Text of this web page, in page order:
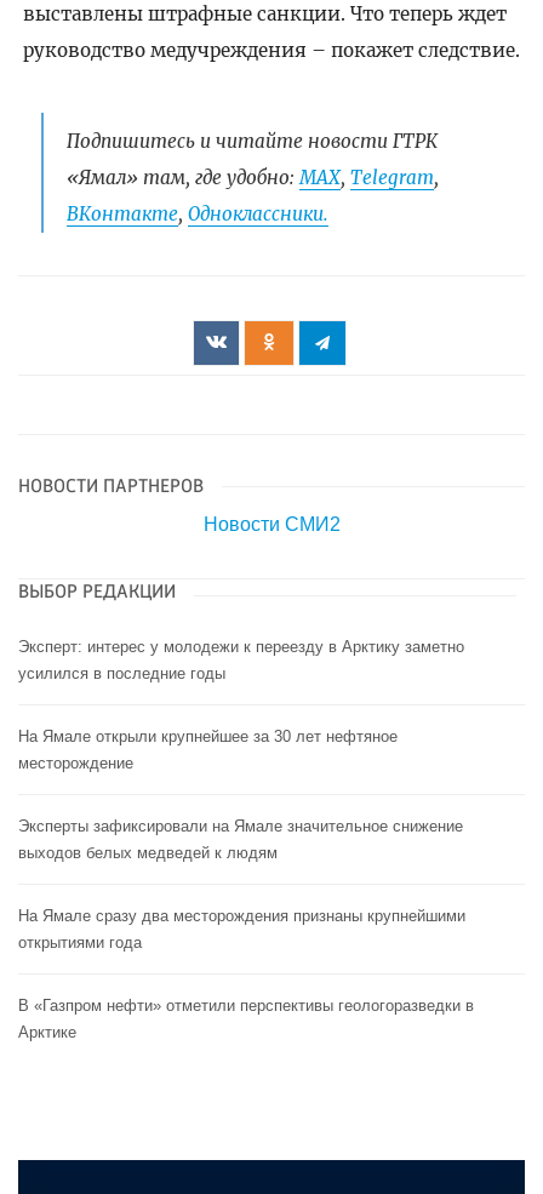
выставлены штрафные санкции. Что теперь ждет
руководство медучреждения – покажет следствие.
Подпишитесь и читайте новости ГТРК
«Ямал» там, где удобно: МАХ, Telegram,
ВКонтакте, Одноклассники.
НОВОСТИ ПАРТНЕРОВ
Новости СМИ2
ВЫБОР РЕДАКЦИИ
Эксперт: интерес у молодежи к переезду в Арктику заметно
усилился в последние годы
На Ямале открыли крупнейшее за 30 лет нефтяное
месторождение
Эксперты зафиксировали на Ямале значительное снижение
выходов белых медведей к людям
На Ямале сразу два месторождения признаны крупнейшими
открытиями года
В «Газпром нефти» отметили перспективы геологоразведки в
Арктике